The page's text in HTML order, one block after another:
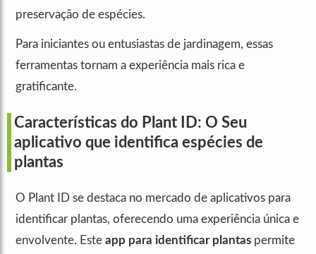
preservação de espécies.
Para iniciantes ou entusiastas de jardinagem, essas
ferramentas tornam a experiência mais rica e
gratificante.
Características do Plant ID: O Seu
aplicativo que identifica espécies de
plantas
O Plant ID se destaca no mercado de aplicativos para
identificar plantas, oferecendo uma experiência única e
envolvente. Este app para identificar plantas permite